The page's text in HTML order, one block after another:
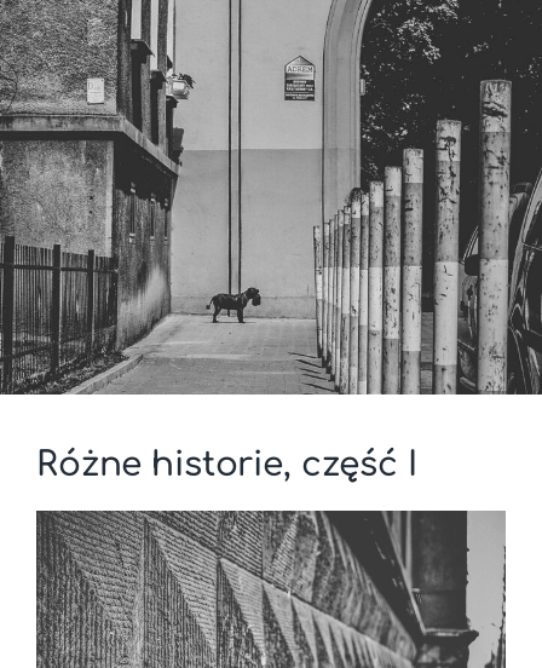
Różne historie, część I